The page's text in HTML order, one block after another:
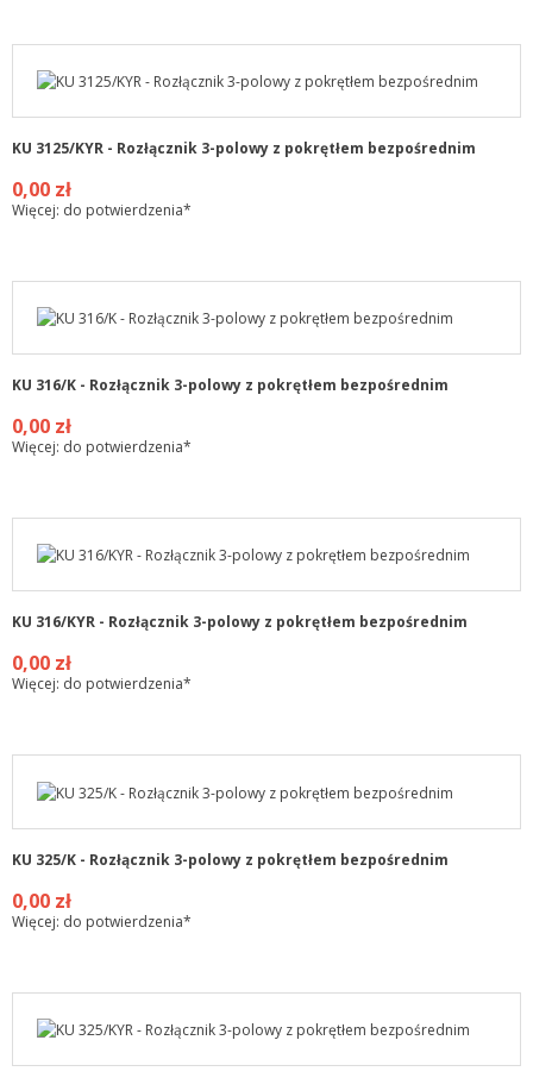
KU 3125/KYR - Rozłącznik 3-polowy z pokrętłem bezpośrednim
0,00 zł
Więcej: do potwierdzenia*
KU 316/K - Rozłącznik 3-polowy z pokrętłem bezpośrednim
0,00 zł
Więcej: do potwierdzenia*
KU 316/KYR - Rozłącznik 3-polowy z pokrętłem bezpośrednim
0,00 zł
Więcej: do potwierdzenia*
KU 325/K - Rozłącznik 3-polowy z pokrętłem bezpośrednim
0,00 zł
Więcej: do potwierdzenia*